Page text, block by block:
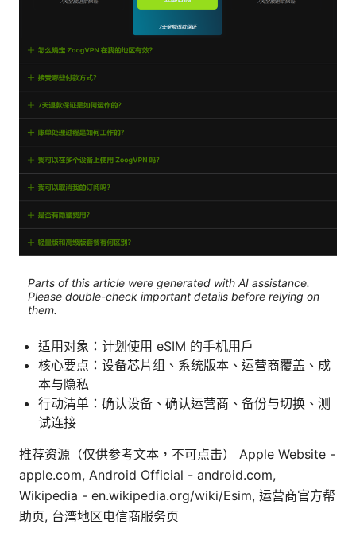
Parts of this article were generated with AI assistance.
Please double-check important details before relying on
them.
适用对象：计划使用 eSIM 的手机用户
核心要点：设备芯片组、系统版本、运营商覆盖、成
本与隐私
行动清单：确认设备、确认运营商、备份与切换、测
试连接
推荐资源（仅供参考文本，不可点击） Apple Website -
apple.com, Android Official - android.com,
Wikipedia - en.wikipedia.org/wiki/Esim, 运营商官方帮
助页, 台湾地区电信商服务页